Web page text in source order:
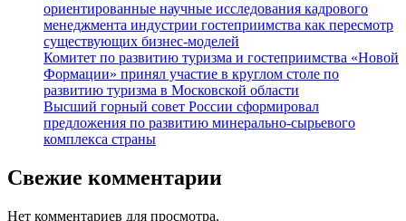
ориентированные научные исследования кадрового
менеджмента индустрии гостеприимства как пересмотр
существующих бизнес-моделей
Комитет по развитию туризма и гостеприимства «Новой
Формации» принял участие в круглом столе по
развитию туризма в Московской области
Высший горный совет России сформировал
предложения по развитию минерально-сырьевого
комплекса страны
Свежие комментарии
Нет комментариев для просмотра.